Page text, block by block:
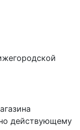
действующему